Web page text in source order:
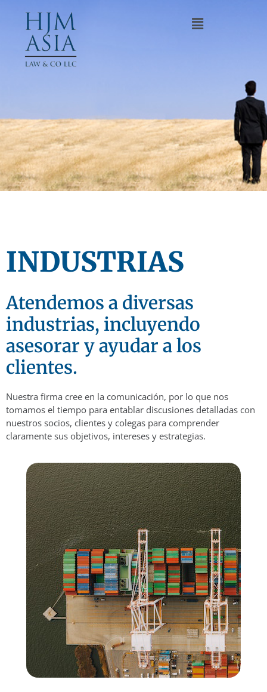
INDUSTRIAS
Atendemos a diversas
industrias, incluyendo
asesorar y ayudar a los
clientes.
Nuestra firma cree en la comunicación, por lo que nos
tomamos el tiempo para entablar discusiones detalladas con
nuestros socios, clientes y colegas para comprender
claramente sus objetivos, intereses y estrategias.